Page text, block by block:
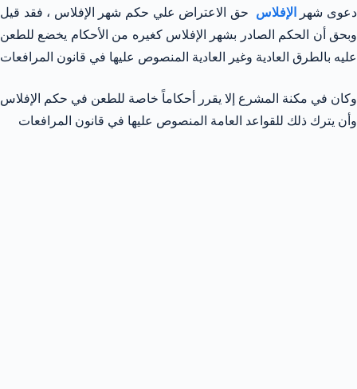
دعوى شهر
الإفلاس حق الاعتراض علي حكم شهر الإفلاس ، فقد قيل
وبحق أن الحكم الصادر بشهر الإفلاس كغيره من الأحكام يخضع للطعن
عليه بالطرق العادية وغير العادية المنصوص عليها في قانون المرافعات
وكان في مكنة المشرع إلا يقرر أحكاماً خاصة للطعن في حكم الإفلاس
وأن يترك ذلك للقواعد العامة المنصوص عليها في قانون المرافعات